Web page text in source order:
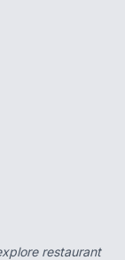
restaurant